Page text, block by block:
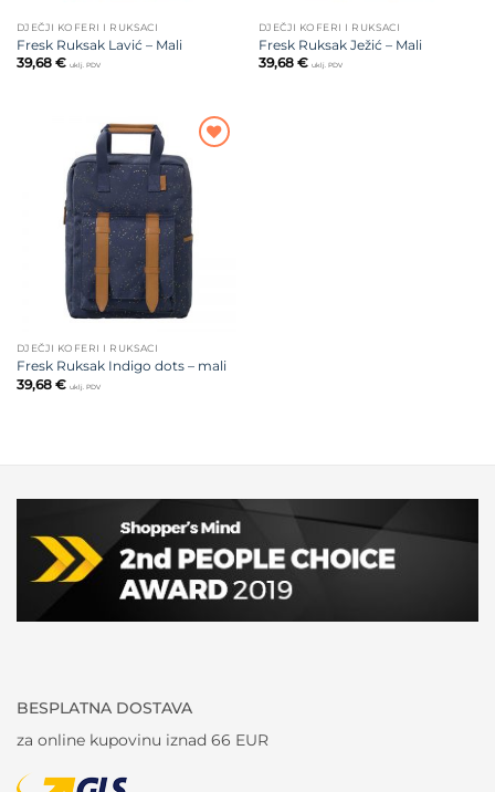
DJEČJI KOFERI I RUKSACI
Fresk Ruksak Lavić – Mali
39,68 € uklj. PDV
DJEČJI KOFERI I RUKSACI
Fresk Ruksak Ježić – Mali
39,68 € uklj. PDV
Dodajte
na listu
želja
DJEČJI KOFERI I RUKSACI
Fresk Ruksak Indigo dots – mali
39,68 € uklj. PDV
BESPLATNA DOSTAVA
za online kupovinu iznad 66 EUR